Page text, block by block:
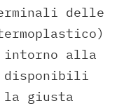
delle
intorno alla
giusta